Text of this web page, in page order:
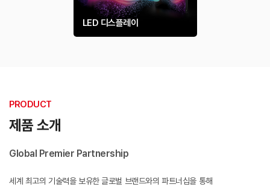
LED 디스플레이
PRODUCT
제품 소개
Global Premier Partnership
세계 최고의 기술력을 보유한 글로벌 브랜드와의 파트너십을 통해